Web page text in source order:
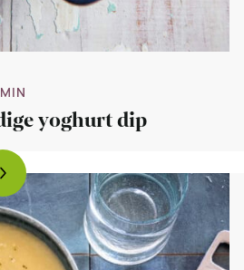
yoghurt dip